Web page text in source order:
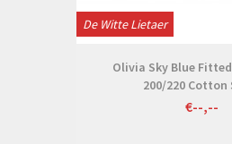
De Witte Lietaer
Olivia Sky Blue
200/220 Cotton
€--,--